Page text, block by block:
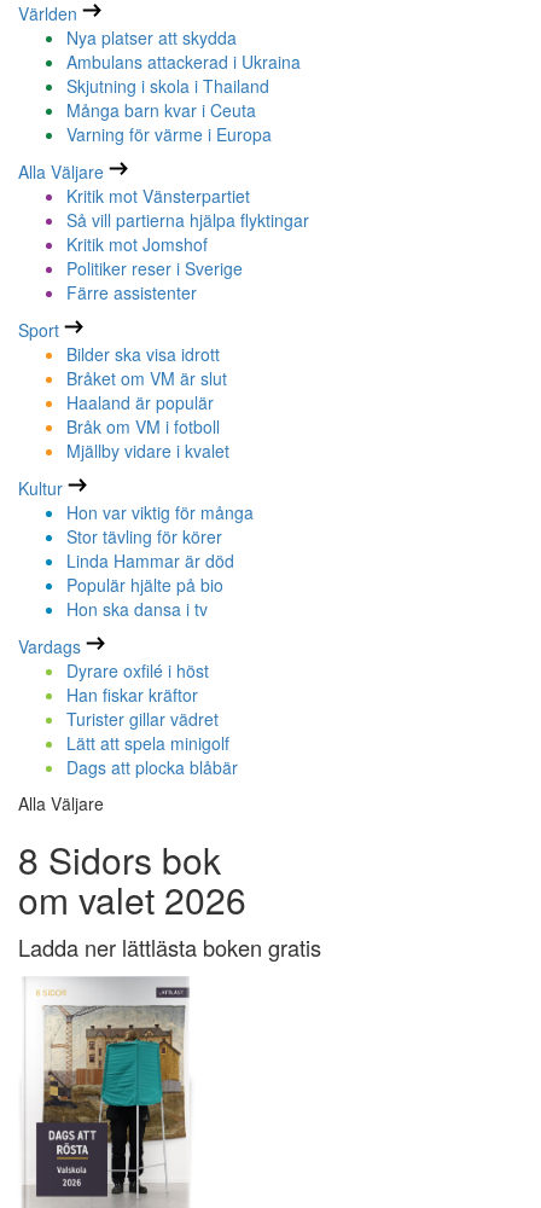
Världen
Nya platser att skydda
Ambulans attackerad i Ukraina
Skjutning i skola i Thailand
Många barn kvar i Ceuta
Varning för värme i Europa
Alla Väljare
Kritik mot Vänsterpartiet
Så vill partierna hjälpa flyktingar
Kritik mot Jomshof
Politiker reser i Sverige
Färre assistenter
Sport
Bilder ska visa idrott
Bråket om VM är slut
Haaland är populär
Bråk om VM i fotboll
Mjällby vidare i kvalet
Kultur
Hon var viktig för många
Stor tävling för körer
Linda Hammar är död
Populär hjälte på bio
Hon ska dansa i tv
Vardags
Dyrare oxfilé i höst
Han fiskar kräftor
Turister gillar vädret
Lätt att spela minigolf
Dags att plocka blåbär
Alla Väljare
8 Sidors bok
om valet 2026
Ladda ner lättlästa boken gratis